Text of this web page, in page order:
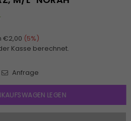
€2,00 (5%)
Kasse berechnet.
Anfrage
LEGEN